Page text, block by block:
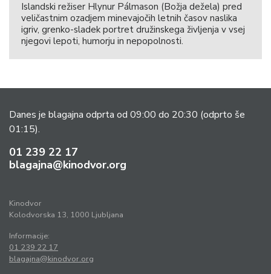
Islandski režiser Hlynur Pálmason (Božja dežela) pred
veličastnim ozadjem minevajočih letnih časov naslika
igriv, grenko-sladek portret družinskega življenja v vsej
njegovi lepoti, humorju in nepopolnosti.
Danes je blagajna odprta od 09:00 do 20:30 (odprto še
01:15).
01 239 22 17
blagajna@kinodvor.org
Kinodvor
Kolodvorska 13, 1000 Ljubljana
Informacije:
01 239 22 17
blagajna@kinodvor.org